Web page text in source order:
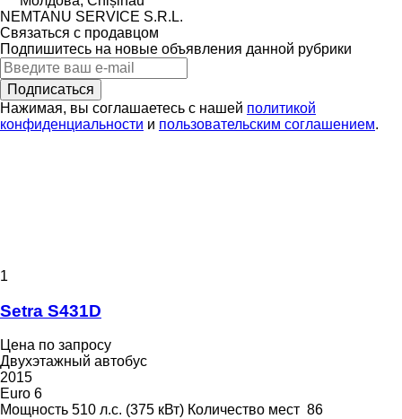
NEMTANU SERVICE S.R.L.
Связаться с продавцом
Подпишитесь на новые объявления данной рубрики
Подписаться
Нажимая, вы соглашаетесь с нашей политикой
конфиденциальности и пользовательским соглашением.
1
Setra S431D
Цена по запросу
Двухэтажный автобус
2015
Euro 6
Мощность 510 л.с. (375 кВт) Количество мест 86